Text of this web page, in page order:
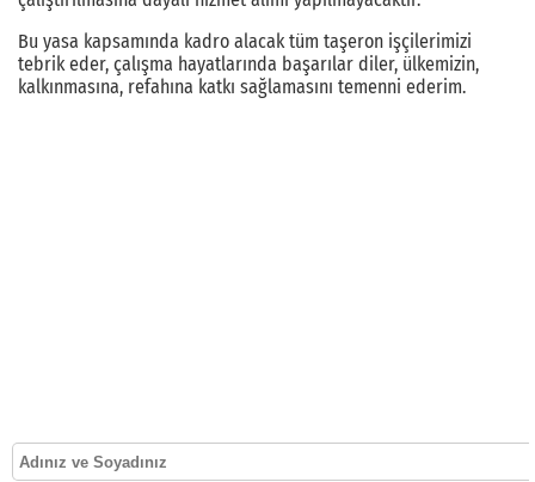
Bu yasa kapsamında kadro alacak tüm taşeron işçilerimizi
tebrik eder, çalışma hayatlarında başarılar diler, ülkemizin,
kalkınmasına, refahına katkı sağlamasını temenni ederim.